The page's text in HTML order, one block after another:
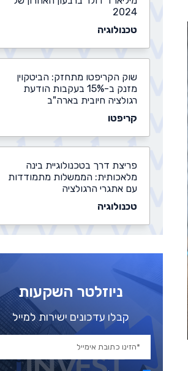
2024
טכנולוגיה
שוק הקריפטו מתחזק: הביטקוין
מזנק ב-15% בעקבות הודעת
רגולציה חיובית בארה"ב
קריפטו
פריצת דרך בטכנולוגיית בינה
מלאכותית: הממשלות מתמודדות
עם אתגרי הרגולציה
טכנולוגיה
נדל"ן יוקרה, ביטקוין ושורט על
צריך למכור נכסים
קריפטו
משרד החקלאות נגד הפיכת
נגסה ב-17% מהתוצרת של ישראל
ניוזלטר השקעות
קבלו עדכונים ישירות למייל